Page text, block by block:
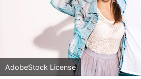
AdobeStock License